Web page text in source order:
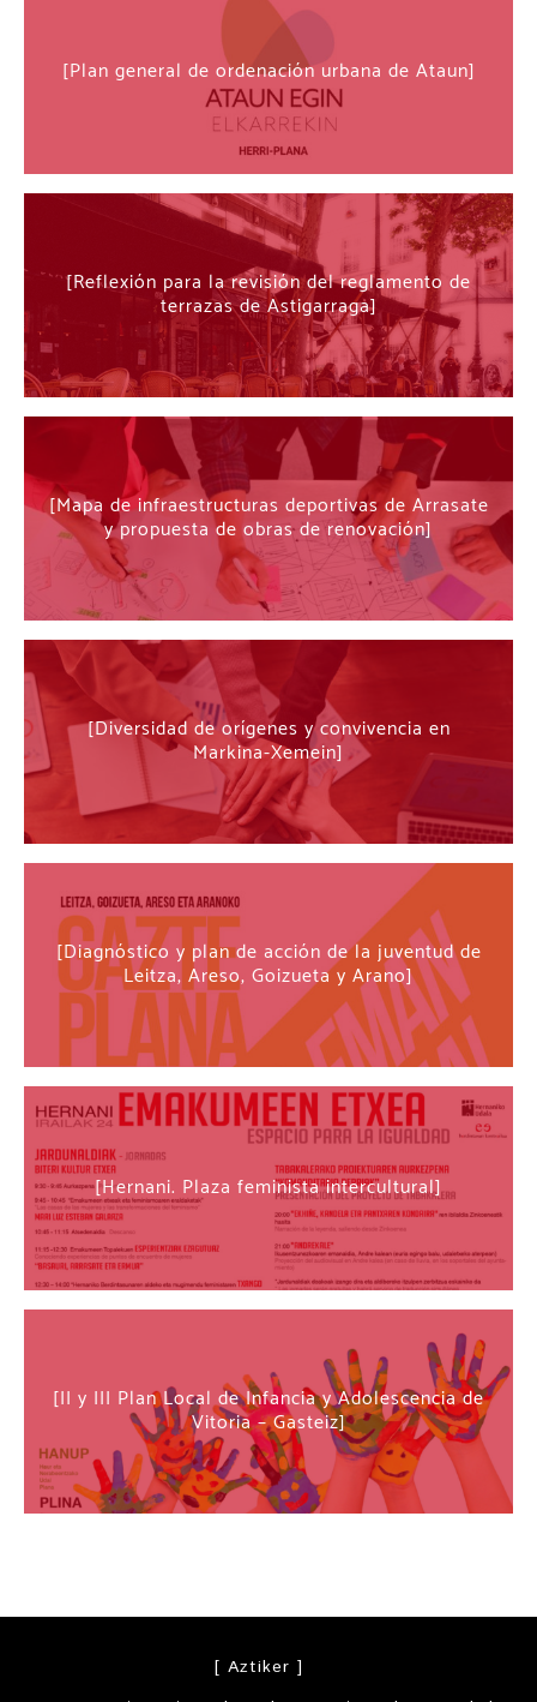
Plan general de ordenación urbana de Ataun
Reflexión para la revisión del reglamento de
terrazas de Astigarraga
Mapa de infraestructuras deportivas de Arrasate
y propuesta de obras de renovación
Diversidad de orígenes y convivencia en
Markina-Xemein
Diagnóstico y plan de acción de la juventud de
Leitza, Areso, Goizueta y Arano
Hernani. Plaza feminista intercultural
II y III Plan Local de Infancia y Adolescencia de
Vitoria – Gasteiz
[ Aztiker ]